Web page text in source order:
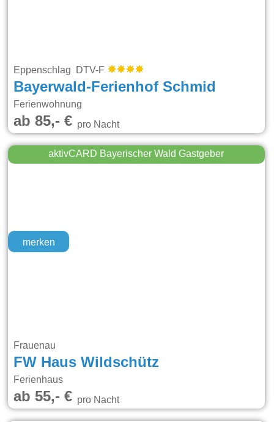
Eppenschlag DTV-F
Bayerwald-Ferienhof Schmid
Ferienwohnung
ab 85,- €pro Nacht
merken
aktivCARD Bayerischer Wald Gastgeber
Frauenau
FW Haus Wildschütz
Ferienhaus
ab 55,- €pro Nacht